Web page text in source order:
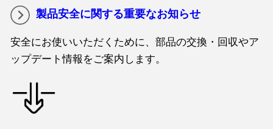
製品安全に関する重要なお知らせ
安全にお使いいただくために、部品の交換・回収やア
ップデート情報をご案内します。